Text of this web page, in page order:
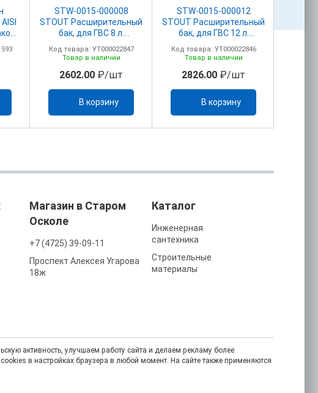
STW-0015-000008
STOUT Расширительный
бак, для ГВС 8 л.
белый)
Код товара: УТ000022847
Товар в наличии
2602.00 ₽/шт
В корзину
STW-0015-000012
STOUT Расширительный
бак, для ГВС 12 л.
белый)
Код товара: УТ000022846
Товар в наличии
2826.00 ₽/шт
В корзину
Магазин в Старом
Осколе
+7 (4725) 39-09-11
Проспект Алексея Угарова
18ж
Каталог
Инженерная
сантехника
Строительные
материалы
активность, улучшаем работу сайта и делаем рекламу более
в настройках браузера в любой момент. На сайте также применяются